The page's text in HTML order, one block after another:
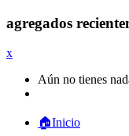
agregados
x
Aún no tienes
🏠Inicio